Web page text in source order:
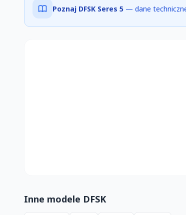
Poznaj DFSK Seres 5 — dane
Inne modele DFSK